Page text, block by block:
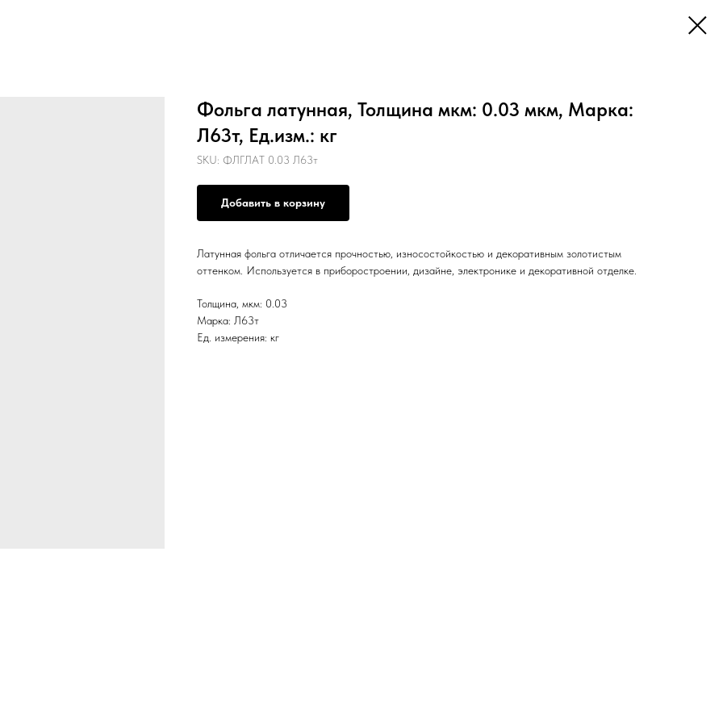
Фольга латунная, Толщина мкм: 0.03 мкм, Марка:
Л63т, Ед.изм.: кг
SKU: ФЛГЛАТ 0.03 Л63т
Добавить в корзину
Латунная фольга отличается прочностью, износостойкостью и декоративным золотистым
оттенком. Используется в приборостроении, дизайне, электронике и декоративной отделке.
Толщина, мкм: 0.03
Марка: Л63т
Ед. измерения: кг